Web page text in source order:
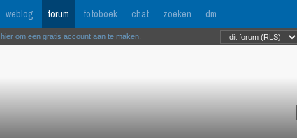
weblog forum fotoboek chat zoeken dm
hier om een gratis account aan te maken